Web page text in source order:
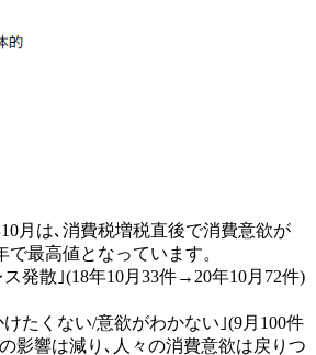
月は､消費税増税直後で消費意欲が
最高値となっています。
発散｣(18年10月33件→20年10月72件)
たくない/意欲がわかない｣(9月100件
影響は減り､人々の消費意欲は戻りつ